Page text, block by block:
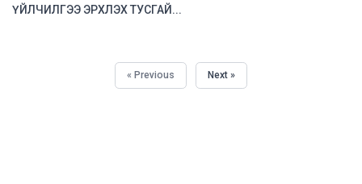
ҮЙЛЧИЛГЭЭ ЭРХЛЭХ ТУСГАЙ...
« Previous Next »